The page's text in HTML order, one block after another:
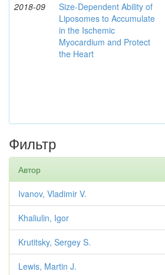
2018-09
Size-Dependent Ability of
Liposomes to Accumulate
in the Ischemic
Myocardium and Protect
the Heart
Фильтр
Автор
Ivanov, Vladimir V.
Khaliulin, Igor
Krutitsky, Sergey S.
Lewis, Martin J.